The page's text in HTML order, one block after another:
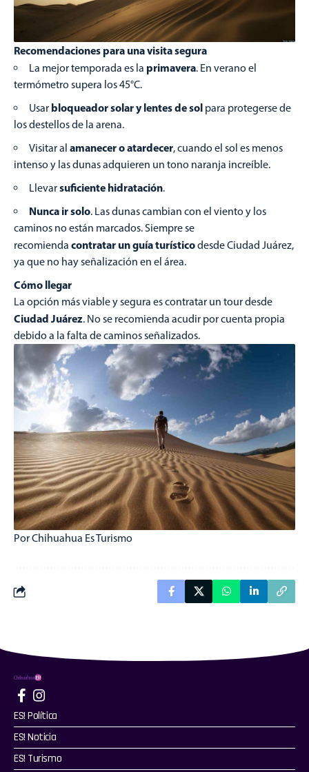
Recomendaciones para una visita segura
La mejor temporada es la primavera. En verano el
termómetro supera los 45°C.
Usar bloqueador solar y lentes de sol para protegerse de
los destellos de la arena.
Visitar al amanecer o atardecer, cuando el sol es menos
intenso y las dunas adquieren un tono naranja increíble.
Llevarsuficiente hidratación.
Nunca ir solo. Las dunas cambian con el viento y los
caminos no están marcados. Siempre se
recomienda contratar un guía turísticodesde Ciudad Juárez,
ya que no hay señalización en el área.
Cómo llegar
La opción más viable y segura es contratar un tour desde
Ciudad Juárez. No se recomienda acudir por cuenta propia
debido a la falta de caminos señalizados.
Por Chihuahua Es Turismo
ES! Política
ES! Noticia
ES! Turismo